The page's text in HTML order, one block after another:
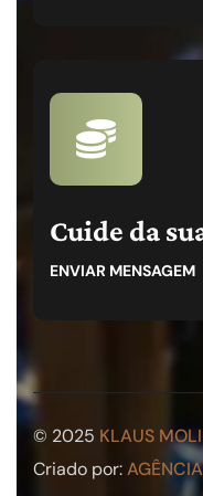
Cuide da
ENVIAR MENSAGEM
© 2025 KLAUS
Criado por: